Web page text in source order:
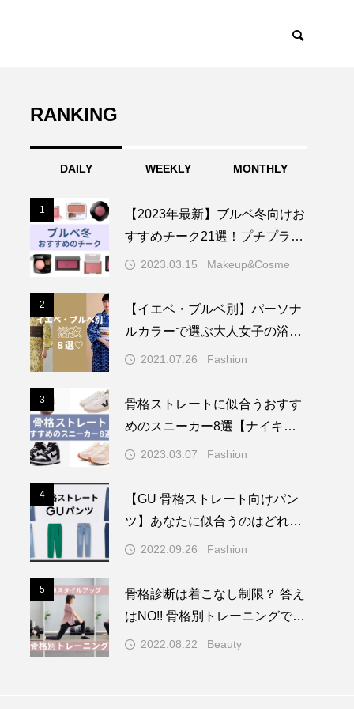
RANKING
DAILY WEEKLY MONTHLY
1
【2023年最新】ブルベ冬向けお
すすめチーク21選！プチプラ・
デパコス・韓国コスメ
2023.03.15 Makeup&Cosme
2
【イエベ・ブルベ別】パーソナ
ルカラーで選ぶ大人女子の浴衣
22選♡
2021.07.26 Fashion
3
骨格ストレートに似合うおすす
めのスニーカー8選【ナイキ・
コンバース・ニューバランスet
2023.03.07 Fashion
4
【GU 骨格ストレート向けパン
ツ】あなたに似合うのはどれ？
7タイプ骨格診断ver.で紹介
2022.09.26 Fashion
5
骨格診断は着こなし制限？ 答え
はNO!! 骨格別トレーニングで超
簡単スタイルアップ
2022.08.22 Beauty